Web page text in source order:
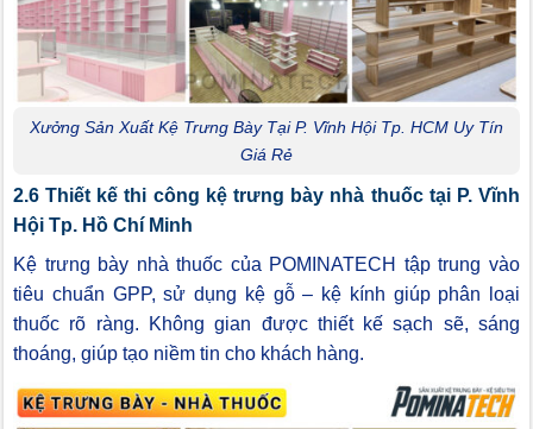
Xưởng Sản Xuất Kệ Trưng Bày Tại P. Vĩnh Hội Tp. HCM Uy Tín
Giá Rẻ
2.6 Thiết kế thi công kệ trưng bày nhà thuốc tại P. Vĩnh
Hội Tp. Hồ Chí Minh
Kệ trưng bày nhà thuốc của POMINATECH tập trung vào
tiêu chuẩn GPP, sử dụng kệ gỗ – kệ kính giúp phân loại
thuốc rõ ràng. Không gian được thiết kế sạch sẽ, sáng
thoáng, giúp tạo niềm tin cho khách hàng.